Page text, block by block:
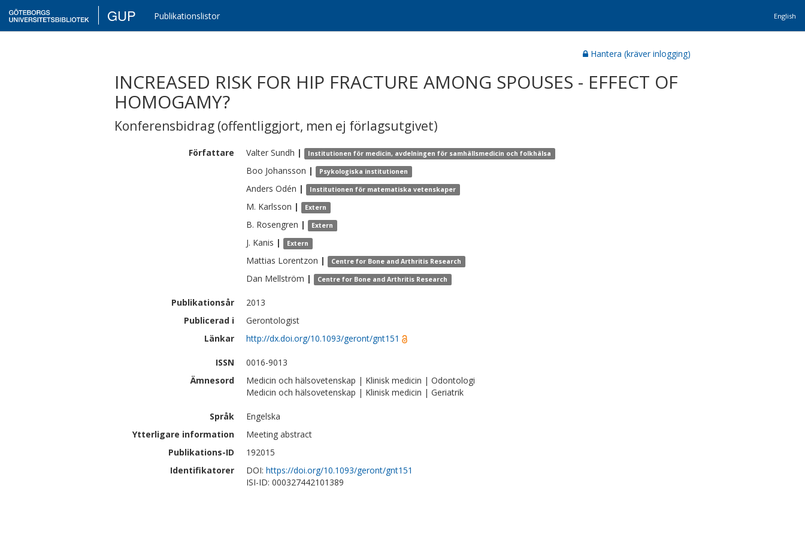
GUP Publikationslistor English
Hantera (kräver inlogging)
INCREASED RISK FOR HIP FRACTURE AMONG SPOUSES - EFFECT OF
HOMOGAMY?
Konferensbidrag (offentliggjort, men ej förlagsutgivet)
Författare Valter Sundh | Institutionen för medicin, avdelningen för samhällsmedicin och folkhälsa
Boo Johansson | Psykologiska institutionen
Anders Odén | Institutionen för matematiska vetenskaper
M. Karlsson | Extern
B. Rosengren | Extern
J. Kanis | Extern
Mattias Lorentzon | Centre for Bone and Arthritis Research
Dan Mellström | Centre for Bone and Arthritis Research
Publikationsår
2013
Publicerad i
Gerontologist
Länkar
http://dx.doi.org/10.1093/geront/gnt151
ISSN
0016-9013
Ämnesord
Medicin och hälsovetenskap | Klinisk medicin | Odontologi
Medicin och hälsovetenskap | Klinisk medicin | Geriatrik
Språk
Engelska
Ytterligare information
Meeting abstract
Publikations-ID
192015
Identifikatorer
DOI: https://doi.org/10.1093/geront/gnt151
ISI-ID: 000327442101389